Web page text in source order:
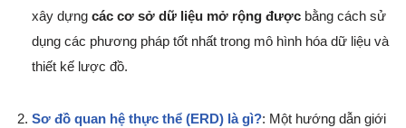
xây dựng các cơ sở dữ liệu mở rộng được bằng cách sử
dụng các phương pháp tốt nhất trong mô hình hóa dữ liệu và
thiết kế lược đồ.
Sơ đồ quan hệ thực thể (ERD) là gì?: Một hướng dẫn giới